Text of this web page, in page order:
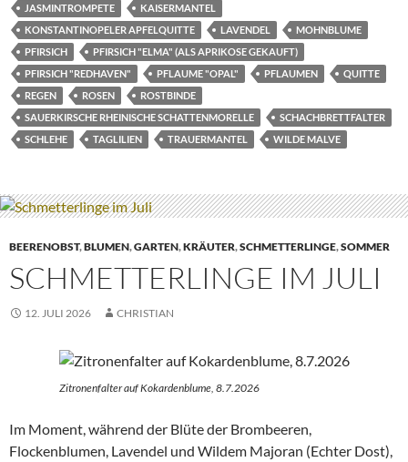
JASMINTROMPETE
KAISERMANTEL
KONSTANTINOPELER APFELQUITTE
LAVENDEL
MOHNBLUME
PFIRSICH
PFIRSICH "ELMA" (ALS APRIKOSE GEKAUFT)
PFIRSICH "REDHAVEN"
PFLAUME "OPAL" PFLAUMEN
QUITTE
REGEN
ROSEN
ROSTBINDE
SAUERKIRSCHE RHEINISCHE SCHATTENMORELLE
SCHACHBRETTFALTER
SCHLEHE
TAGLILIEN TRAUERMANTEL WILDE MALVE
BEERENOBST,BLUMEN,GARTEN,KRÄUTER,SCHMETTERLINGE,SOMMER
SCHMETTERLINGE IM JULI
12. JULI 2026 CHRISTIAN
Zitronenfalter auf Kokardenblume, 8.7.2026
Im Moment, während der Blüte der Brombeeren,
Flockenblumen, Lavendel und Wildem Majoran (Echter Dost),